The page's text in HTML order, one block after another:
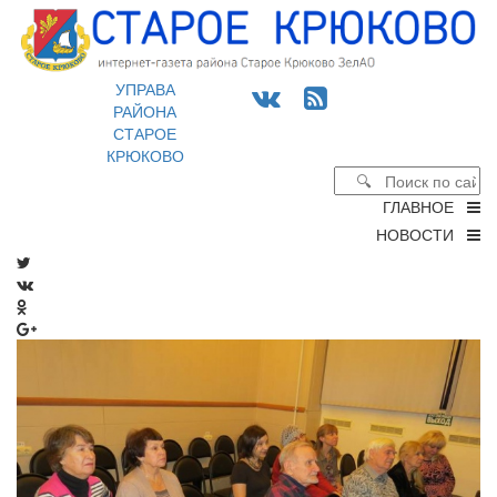
УПРАВА
РАЙОНА
СТАРОЕ
КРЮКОВО
ГЛАВНОЕ
НОВОСТИ